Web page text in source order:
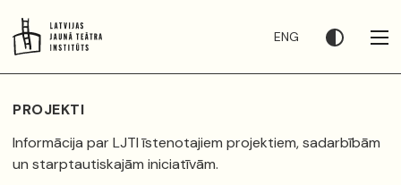
ENG
PROJEKTI
Informācija par LJTI īstenotajiem projektiem, sadarbībām
un starptautiskajām iniciatīvām.